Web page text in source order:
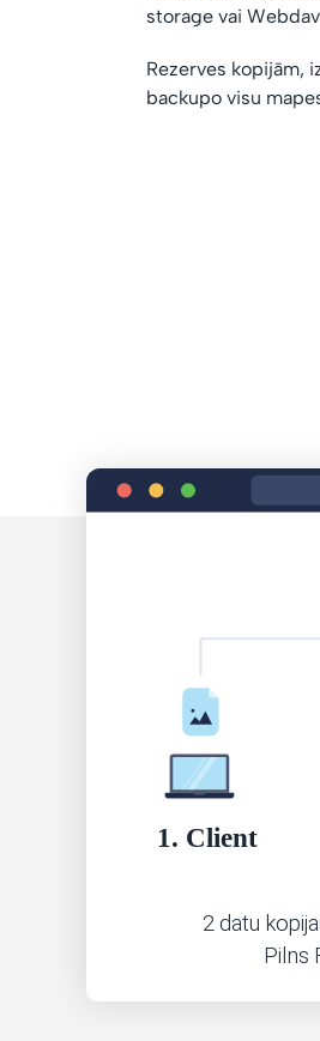
storage vai
Rezerves kopijām,
backupo visu